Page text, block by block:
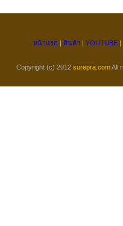
หน้าแรก สินค้า YOUTUBE
Copyright (c) 2012 surepra.comAll